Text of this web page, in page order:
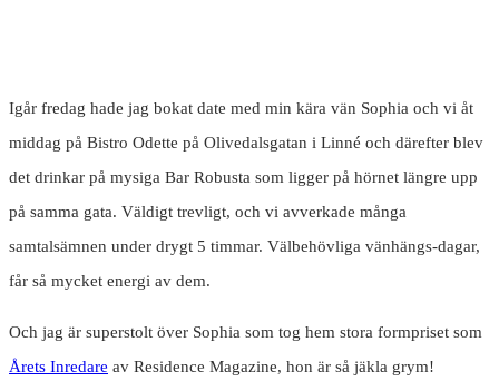
Igår fredag hade jag bokat date med min kära vän Sophia och vi åt
middag på Bistro Odette på Olivedalsgatan i Linné och därefter blev
det drinkar på mysiga Bar Robusta som ligger på hörnet längre upp
på samma gata. Väldigt trevligt, och vi avverkade många
samtalsämnen under drygt 5 timmar. Välbehövliga vänhängs-dagar,
får så mycket energi av dem.
Och jag är superstolt över Sophia som tog hem stora formpriset som
Årets Inredare av Residence Magazine, hon är så jäkla grym!